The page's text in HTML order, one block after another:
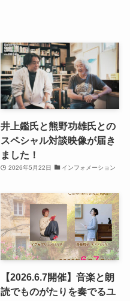
井上鑑氏と熊野功雄氏との
スペシャル対談映像が届き
ました！
2026年5月22日 インフォメーション
【2026.6.7開催】音楽と朗
読でものがたりを奏でるユ